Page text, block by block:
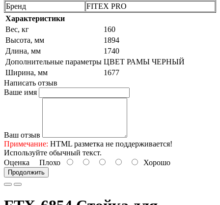
Бренд
FITEX PRO
Характеристики
Вес, кг
160
Высота, мм
1894
Длина, мм
1740
Дополнительные параметры ЦВЕТ РАМЫ ЧЕРНЫЙ
Ширина, мм
1677
Написать отзыв
Ваше имя
Ваш отзыв
Примечание: HTML разметка не поддерживается!
Используйте обычный текст.
Оценка Плохо Хорошо
Продолжить